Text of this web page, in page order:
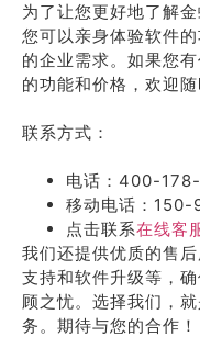
为了让您更好地了解
您可以亲身体验软件
的企业需求。如果您
的功能和价格，欢迎随
联系方式：
电话：400-
移动电话：
点击联系在线客
我们还提供优质的售
支持和软件升级等，
顾之忧。选择我们，
务。期待与您的合作！